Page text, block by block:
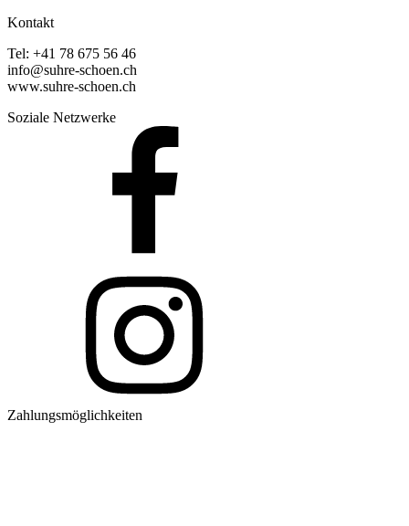
Kontakt
Tel: +41 78 675 56 46
info@suhre-schoen.ch
www.suhre-schoen.ch
Soziale Netzwerke
Zahlungsmöglichkeiten